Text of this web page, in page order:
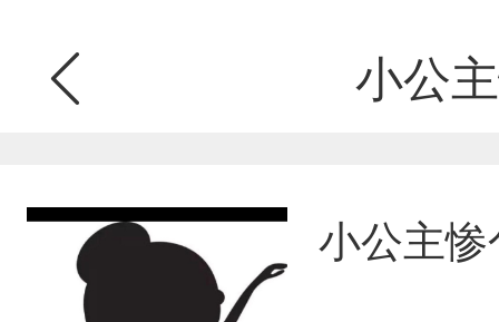
小公
小公主惨